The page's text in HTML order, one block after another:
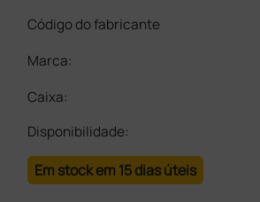
Código do fabricante
Marca:
Caixa:
Disponibilidade:
Em stock em 15 dias úteis